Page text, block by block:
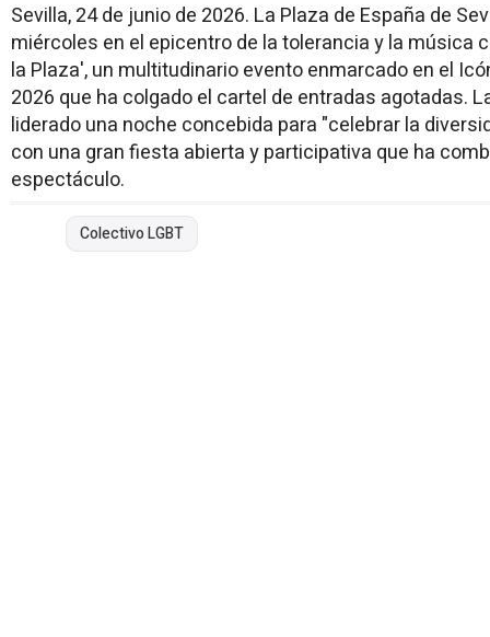
Sevilla, 24 de junio de 2026. La Plaza de España de
miércoles en el epicentro de la tolerancia y la música
la Plaza', un multitudinario evento enmarcado en el
2026 que ha colgado el cartel de entradas agotadas.
liderado una noche concebida para "celebrar la
con una gran fiesta abierta y participativa que ha
espectáculo.
Colectivo LGBT